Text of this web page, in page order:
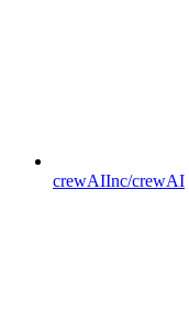
crewAIInc/crewAI